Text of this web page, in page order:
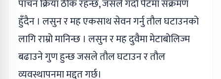
पाचन क्रिया ठीक रहन्छ, जसले गर्दा पेटमा संक्रमण
हुँदैन । लसुन र मह एकसाथ सेवन गर्नु तौल घटाउनको
लागि राम्रो मानिन्छ । लसुन र मह दुवैमा मेटाबोलिज्म
बढाउने गुण हुन्छ जसले तौल घटाउन र तौल
व्यवस्थापनमा मद्दत गर्छ।